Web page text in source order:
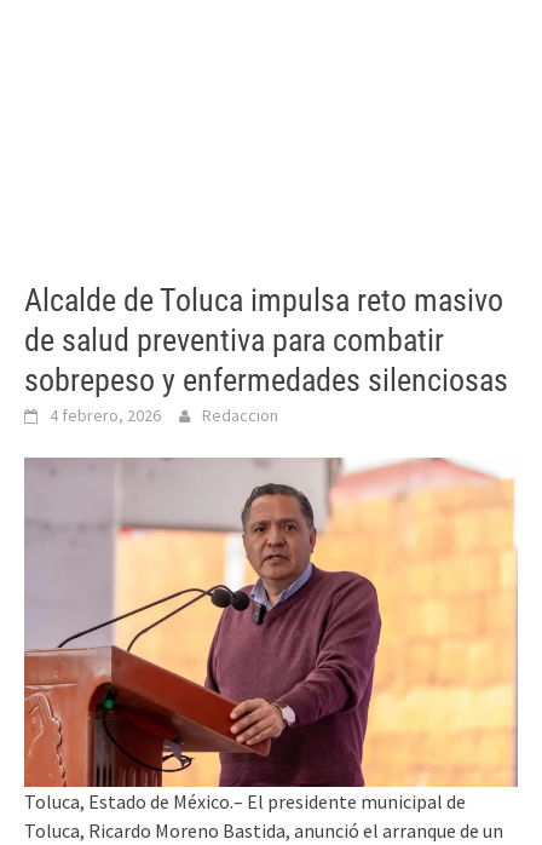
Alcalde de Toluca impulsa reto masivo
de salud preventiva para combatir
sobrepeso y enfermedades silenciosas
4 febrero, 2026 Redaccion
Toluca, Estado de México.– El presidente municipal de
Toluca, Ricardo Moreno Bastida, anunció el arranque de un